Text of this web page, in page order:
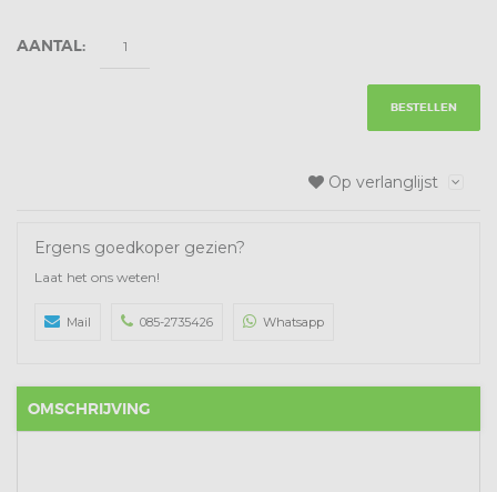
AANTAL:
BESTELLEN
Op verlanglijst
Ergens goedkoper gezien?
Laat het ons weten!
Mail 085-2735426 Whatsapp
OMSCHRIJVING